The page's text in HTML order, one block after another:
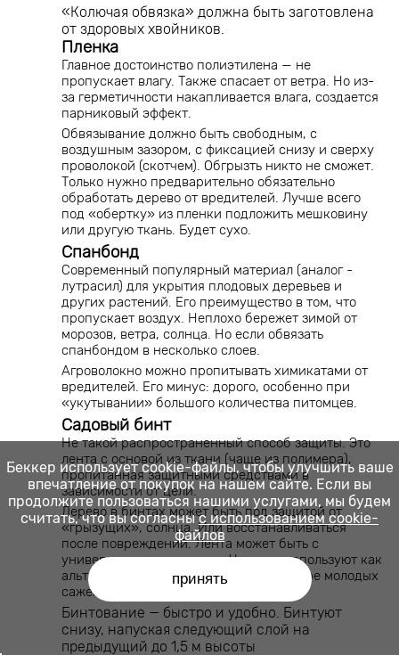
«Колючая обвязка» должна быть заготовлена
от здоровых хвойников.
Пленка
Главное достоинство полиэтилена — не
пропускает влагу. Также спасает от ветра. Но из-
за герметичности накапливается влага, создается
парниковый эффект.
Обвязывание должно быть свободным, с
воздушным зазором, с фиксацией снизу и сверху
проволокой (скотчем). Обгрызть никто не сможет.
Только нужно предварительно обязательно
обработать дерево от вредителей. Лучше всего
под «обертку» из пленки подложить мешковину
или другую ткань. Будет сухо.
Спанбонд
Современный популярный материал (аналог -
лутрасил) для укрытия плодовых деревьев и
других растений. Его преимущество в том, что
пропускает воздух. Неплохо бережет зимой от
морозов, ветра, солнца. Но если обвязать
спанбондом в несколько слоев.
Агроволокно можно пропитывать химикатами от
вредителей. Его минус: дорого, особенно при
«укутывании» большого количества питомцев.
Садовый бинт
Не такой распространенный способ защиты. Это
лента с основой из ткани (чаще из полимера),
пропитанная защитными средствами в
зависимости от цели.
Дерево в бинтах может быть под защитой от
«грызущих», солнца. Или восстанавливаться
после повреждений. Лента может быть с
универсальным составом. Чаще ее используют как
альтернативу побелке, особенно на коре молодых
саженцев.
Бинтование — быстро и удобно. Бинтуют
снизу, напуская следующий слой на
предыдущий до 1,5 м высоты
Беккер использует cookie-файлы, чтобы улучшить ваше
впечатление от покупок на нашем сайте. Если вы
продолжите пользоваться нашими услугами, мы будем
считать, что вы согласны с использованием cookie-
файлов
принять